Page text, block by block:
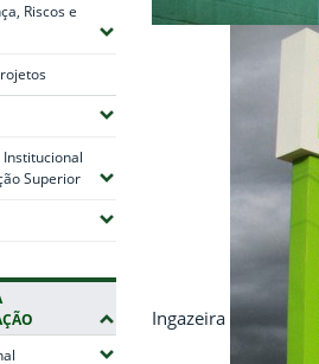
Riscos e
(Expandir submenus)
(Expandir submenus)
Superior(Expandir submenus)
submenus)
(Expandir submenus)
Ingazeira